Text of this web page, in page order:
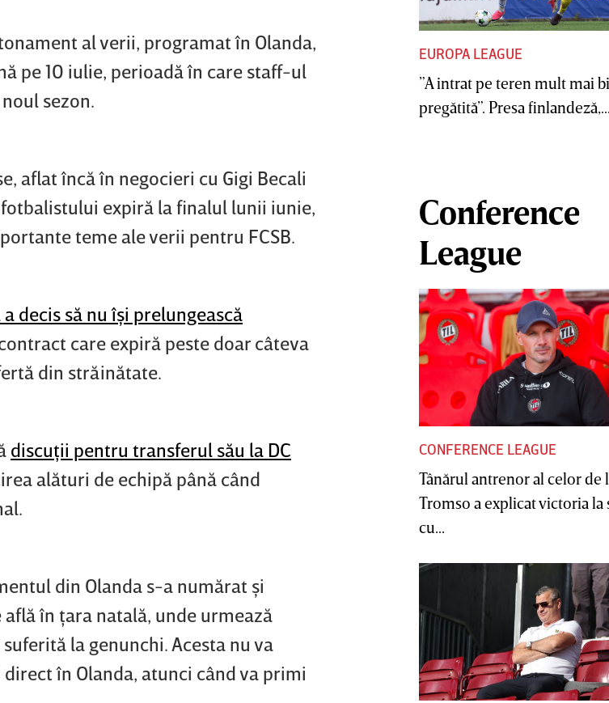
al verii, programat în Olanda,
pe 10 iulie, perioadă în care staff-ul
sezon.
aflat încă în negocieri cu Gigi Becali
expiră la finalul lunii iunie,
teme ale verii pentru FCSB.
decis să nu îşi prelungească
care expiră peste doar câteva
din străinătate.
discuţii pentru transferul său la DC
alături de echipă până când
din Olanda s-a numărat şi
în ţara natală, unde urmează
la genunchi. Acesta nu va
în Olanda, atunci când va primi
EUROPA LEAGUE
”A intrat pe teren mult mai
pregătită”. Presa
Conference
League
CONFERENCE LEAGUE
Tânărul antrenor al celor de
Tromso a explicat victoria la
cu...